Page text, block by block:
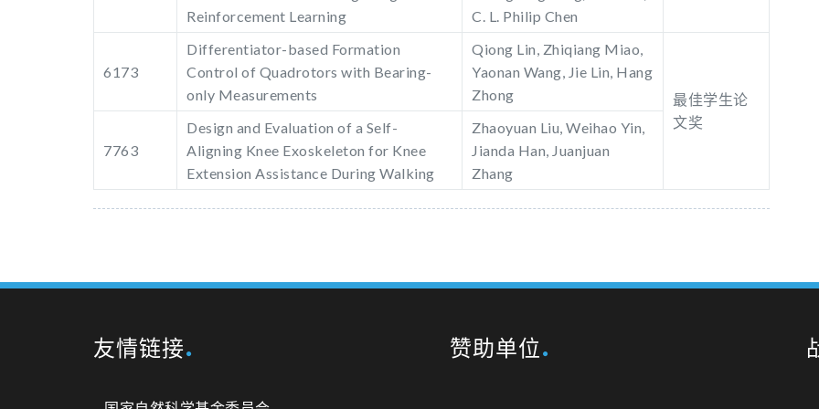
Reinforcement Learning
C. L. Philip Chen
6173
Differentiator-based Formation
Control of Quadrotors with Bearing-
only Measurements
Qiong Lin, Zhiqiang Miao,
Yaonan Wang, Jie Lin, Hang
Zhong
最佳学生论
文奖
7763
Design and Evaluation of a Self-
Aligning Knee Exoskeleton for Knee
Extension Assistance During Walking
Zhaoyuan Liu, Weihao Yin,
Jianda Han, Juanjuan
Zhang
友情链接 赞助单位